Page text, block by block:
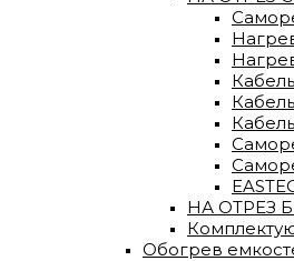
НА ОТРЕЗ
Обогрев